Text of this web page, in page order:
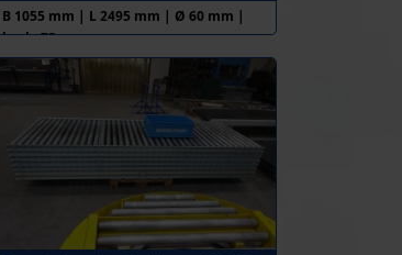
B 1055 mm | L 2495 mm | Ø 60 mm |
h.o.h. 75 mm